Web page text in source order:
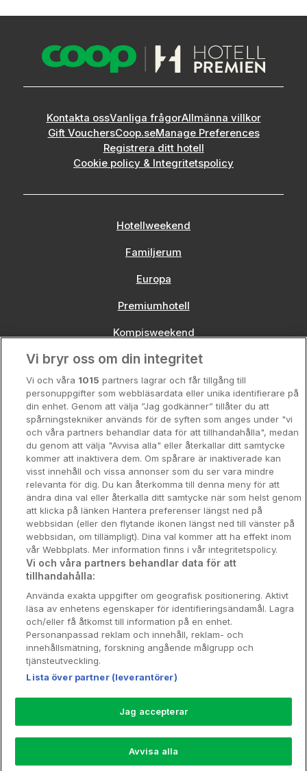
Kontakta ossVanliga frågorAllmänna villkor
Gift VouchersCoop.seManage Preferences
Registrera ditt hotell
Cookie policy & Integritetspolicy
Hotellweekend
Familjerum
Europa
Premiumhotell
Kompisweekend
Storstadsweekend
Hotellrum under 995 kr
Spahotell
Sydsverige
Om Hotellpremien
Nya hotell
Stadsweekend
Booking Enquiries:
Hotellsupport:scandinavian@digibreaks.com
Hotellpremien.se av en del av Coop
Sverige. Coop Sverige 171 88 Solna,
Telefon: 010-742 00 00, Org.nr: 556710-
Läs mer om Coops Partnererbjudande:
www.coop.se/medlem/partnererbjudande
Vi bryr oss om din integritet
Vi och våra 1015 partners lagrar och får tillgång till
personuppgifter som webbläsardata eller unika identifierare på
din enhet. Genom att välja ”Jag godkänner” tillåter du att
spårningstekniker används för de syften som anges under "vi
och våra partners behandlar data för att tillhandahålla", medan
du genom att välja "Avvisa alla" eller återkallar ditt samtycke
kommer att inaktivera dem. Om spårare är inaktiverade kan
visst innehåll och vissa annonser som du ser vara mindre
relevanta för dig. Du kan återkomma till denna meny för att
ändra dina val eller återkalla ditt samtycke när som helst genom
att klicka på länken Hantera preferenser längst ned på
webbsidan (eller den flytande ikonen längst ned till vänster på
webbsidan, om tillämpligt). Dina val kommer att ha effekt inom
vår Webbplats. Mer information finns i vår integritetspolicy.
Vi och våra partners behandlar data för att
tillhandahålla:
Använda exakta uppgifter om geografisk positionering. Aktivt
läsa av enhetens egenskaper för identifieringsändamål. Lagra
och/eller få åtkomst till information på en enhet.
Personanpassad reklam och innehåll, reklam- och
innehållsmätning, forskning angående målgrupp och
tjänsteutveckling.
Lista över partner (leverantörer)
Jag accepterar
Avvisa alla